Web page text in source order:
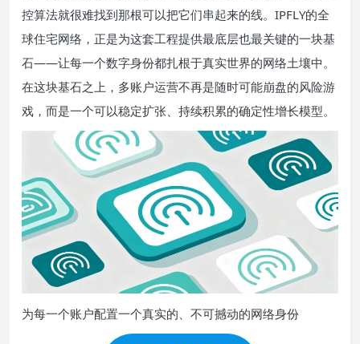
控算法就很难找到那根可以把它们串起来的线。IPFLY的全
球住宅网络，正是为这套工程提供最底层也最关键的一块基
石——让每一个数字身份都扎根于真实世界的网络土壤中。
在这块基石之上，多账户运营不再是随时可能崩盘的风险游
戏，而是一个可以稳定扩张、持续积累的确定性增长模型。
为每一个账户配置一个真实的、不可撼动的网络身份